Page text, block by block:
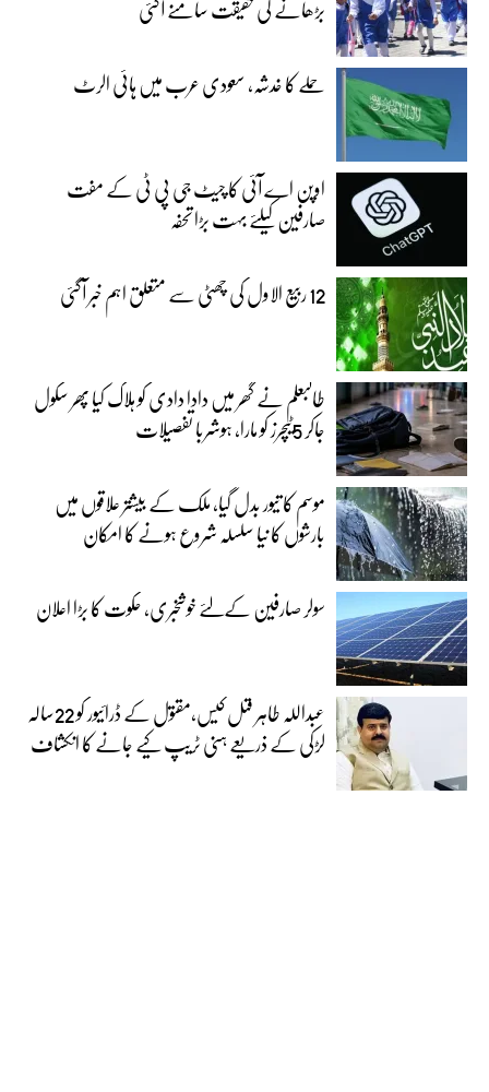
حملے کا خدشہ، سعودی عرب میں ہائی الرٹ
اوپن اے آئی کا چیٹ جی پی ٹی کے مفت
صارفین کیلئے بہت بڑا تحفہ
12 ربیع الاول کی چھٹی سے متعلق اہم خبر آگئی
طالبعلم نے گھر میں دادا دادی کو ہلاک کیا پھر سکول
جاکر 5ٹیچرز کو مارا، ہوشربا تفصیلات
موسم کا تیور بدل گیا، ملک کے بیشتر علاقوں میں
بارشوں کا نیا سلسلہ شروع ہونے کا امکان
سولر صارفین کےلئے خوشخبری، حکوت کا بڑا اعلان
عبداللہ طاہر قتل کیس،مقتول کے ڈرائیور کو 22سالہ
لڑکی کے ذریعے ہنی ٹریپ کیے جانے کا انکشاف